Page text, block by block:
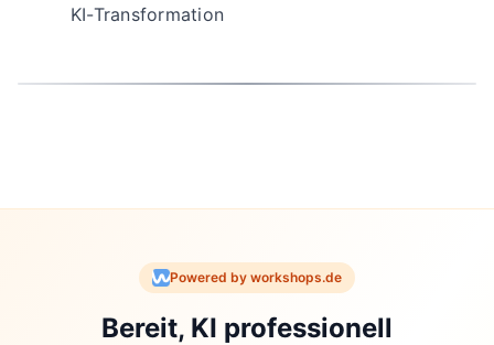
KI-Transformation
Powered by workshops.de
Bereit, KI professionell